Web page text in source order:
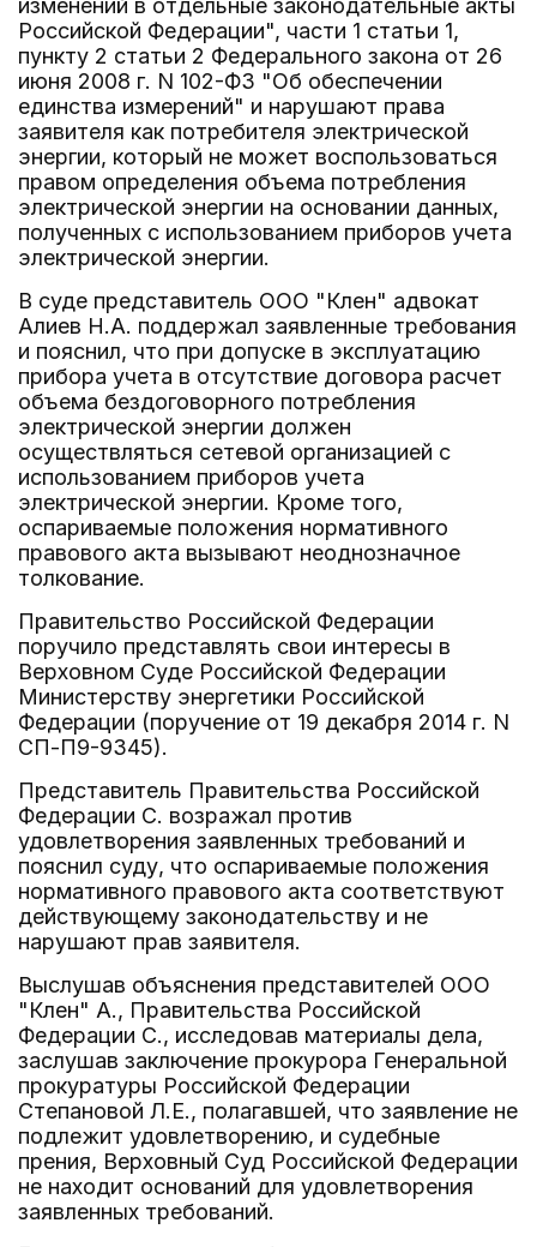
изменений в отдельные законодательные акты
Российской Федерации", части 1 статьи 1,
пункту 2 статьи 2 Федерального закона от 26
июня 2008 г. N 102-ФЗ "Об обеспечении
единства измерений" и нарушают права
заявителя как потребителя электрической
энергии, который не может воспользоваться
правом определения объема потребления
электрической энергии на основании данных,
полученных с использованием приборов учета
электрической энергии.
В суде представитель ООО "Клен" адвокат
Алиев Н.А. поддержал заявленные требования
и пояснил, что при допуске в эксплуатацию
прибора учета в отсутствие договора расчет
объема бездоговорного потребления
электрической энергии должен
осуществляться сетевой организацией с
использованием приборов учета
электрической энергии. Кроме того,
оспариваемые положения нормативного
правового акта вызывают неоднозначное
толкование.
Правительство Российской Федерации
поручило представлять свои интересы в
Верховном Суде Российской Федерации
Министерству энергетики Российской
Федерации (поручение от 19 декабря 2014 г. N
СП-П9-9345).
Представитель Правительства Российской
Федерации С. возражал против
удовлетворения заявленных требований и
пояснил суду, что оспариваемые положения
нормативного правового акта соответствуют
действующему законодательству и не
нарушают прав заявителя.
Выслушав объяснения представителей ООО
"Клен" А., Правительства Российской
Федерации С., исследовав материалы дела,
заслушав заключение прокурора Генеральной
прокуратуры Российской Федерации
Степановой Л.Е., полагавшей, что заявление не
подлежит удовлетворению, и судебные
прения, Верховный Суд Российской Федерации
не находит оснований для удовлетворения
заявленных требований.